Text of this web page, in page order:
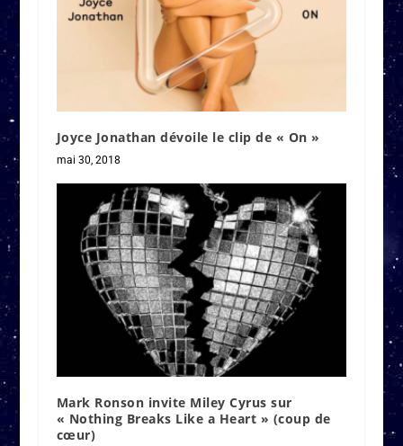
Joyce Jonathan dévoile le clip de « On »
mai 30, 2018
Mark Ronson invite Miley Cyrus sur
« Nothing Breaks Like a Heart » (coup de
cœur)